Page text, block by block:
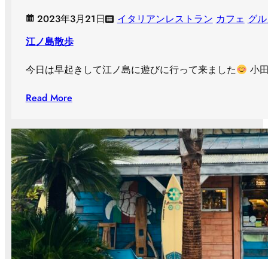
2023年3月21日 イタリアンレストラン カフェ グ
江ノ島散歩
今日は早起きして江ノ島に遊びに行って来ました 小
Read More